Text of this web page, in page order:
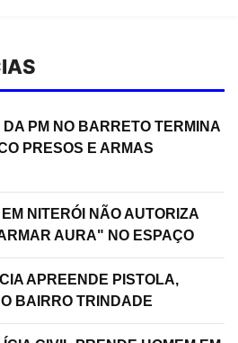
PM NO BARRETO TERMINA
PRESOS E ARMAS
NITERÓI NÃO AUTORIZA
AURA" NO ESPAÇO
APREENDE PISTOLA,
BAIRRO TRINDADE